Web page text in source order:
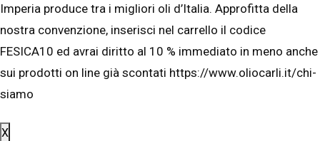
Imperia produce tra i migliori oli d’Italia. Approfitta della
nostra convenzione, inserisci nel carrello il codice
FESICA10 ed avrai diritto al 10 % immediato in meno anche
sui prodotti on line già scontati https://www.oliocarli.it/chi-
siamo
X